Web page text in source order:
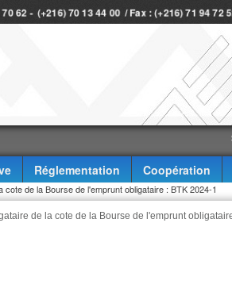
62 - (+216) 70 13 44 00 / Fax : (+216) 71 94 72
Réglementation Coopération
de la Bourse de l'emprunt obligataire : BTK 2024-1
de la cote de la Bourse de l'emprunt